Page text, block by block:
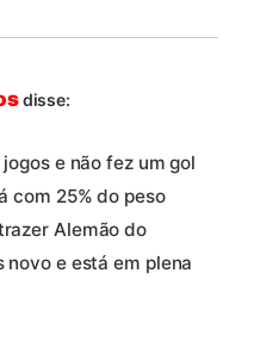
disse:
e não fez um gol
com 25% do peso
Alemão do
novo e está em plena